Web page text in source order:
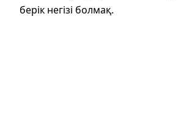
берік негізі болмақ.